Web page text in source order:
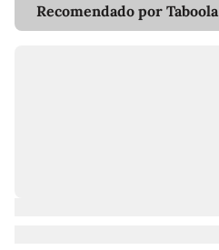
Recomendado por Taboola